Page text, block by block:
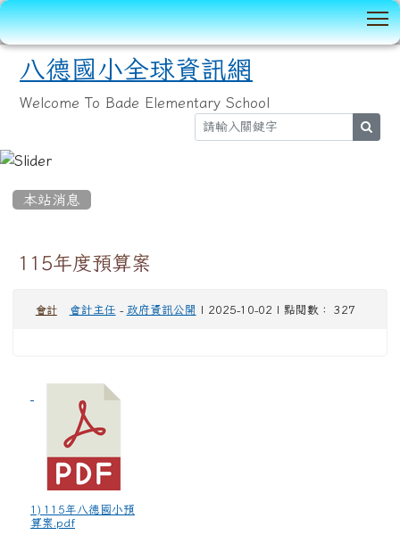
八德國小全球資訊網
Welcome To Bade Elementary School
本站消息
115年度預算案
會計 會計主任 - 政府資訊公開 | 2025-10-02 | 點閱數： 327
1) 115年八德國小預
算案.pdf